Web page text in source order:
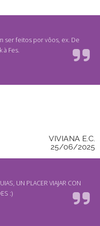
ser feitos por vôos, ex. De
à Fes.
VIVIANA E.C.
25/06/2025
UN PLACER VIAJAR CON
:)